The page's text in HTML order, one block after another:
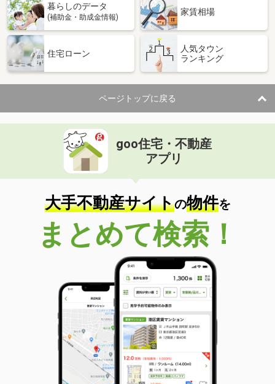
暮らしのデータ
(補助金・助成金情報)
家賃相場
住宅ローン
人気タウン
ランキング
ページトップに戻る
goo住宅・不動産
アプリ
大手不動産サイトの物件を
まとめて検索！